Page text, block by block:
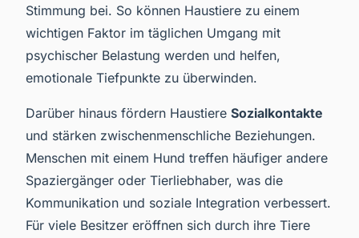
Stimmung bei. So können Haustiere zu einem
wichtigen Faktor im täglichen Umgang mit
psychischer Belastung werden und helfen,
emotionale Tiefpunkte zu überwinden.
Darüber hinaus fördern Haustiere Sozialkontakte
und stärken zwischenmenschliche Beziehungen.
Menschen mit einem Hund treffen häufiger andere
Spaziergänger oder Tierliebhaber, was die
Kommunikation und soziale Integration verbessert.
Für viele Besitzer eröffnen sich durch ihre Tiere